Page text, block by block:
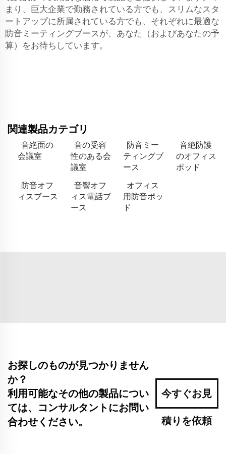
まり、巨大企業で勤務されている方でも、スリムなスタ
ートアップに所属されている方でも、それぞれに最適な
防音ミーティングブースが、あなた（およびあなたの予
算）をお待ちしています。
関連製品カテゴリ
音絶面の
会議室
音の受容
性のある会
議室
防音ミー
ティングブ
ース
音絶防護
のオフィス
ポッド
防音オフ
ィスブース
音響オフ
ィス電話ブ
ース
オフィス
用防音ポッ
ド
お探しのものが見つかりません
か？
利用可能なその他の製品につい
ては、コンサルタントにお問い
合わせください。
今すぐお見
積りを依頼